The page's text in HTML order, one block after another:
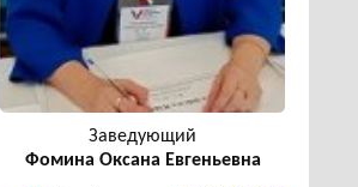
Заведующий
Фомина Оксана Евгеньевна